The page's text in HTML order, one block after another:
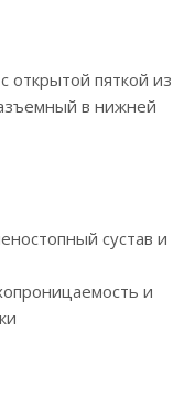
открытой пяткой из
в нижней
сустав и
и